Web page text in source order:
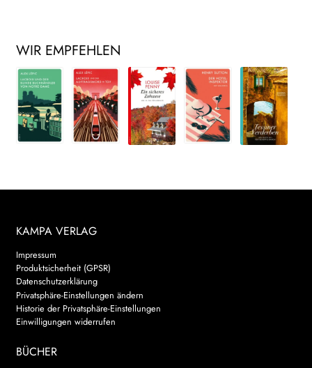
WIR EMPFEHLEN
KAMPA VERLAG
Impressum
Produktsicherheit (GPSR)
Datenschutzerklärung
Privatsphäre-Einstellungen ändern
Historie der Privatsphäre-Einstellungen
Einwilligungen widerrufen
BÜCHER